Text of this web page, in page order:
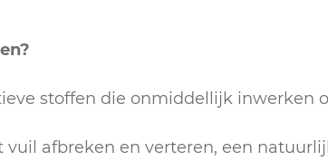
stoffen die onmiddellijk inwerken
afbreken en verteren, een